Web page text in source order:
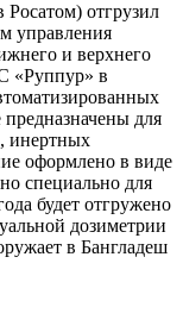
отгрузил
управления
и верхнего
«Руппур» в
для
инертных
оформлено в виде
специально для
будет отгружено
дозиметрии
в Бангладеш